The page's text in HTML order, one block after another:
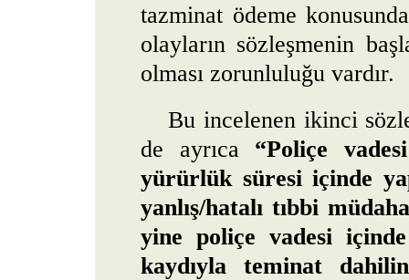
tazminat ödeme
olayların sözleşmenin
olması zorunluluğu vardır.
Bu incelenen ikinci
de ayrıca “Poliçe
yürürlük süresi içinde
yanlış/hatalı tıbbi
yine poliçe vadesi
kaydıyla teminat